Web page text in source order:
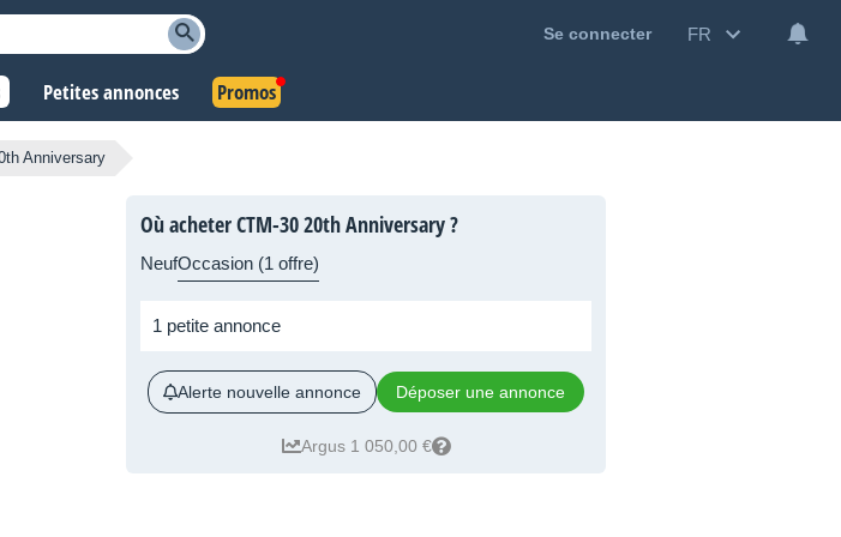
Se connecter FR
Petites annonces Promos
Anniversary
Où acheter CTM-30 20th Anniversary ?
NeufOccasion (1 offre)
1 petite annonce
Alerte nouvelle annonce Déposer une annonce
Argus 1 050,00 €